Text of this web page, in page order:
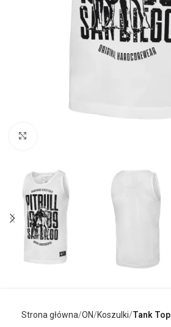
Strona główna ON Koszulki Tank Top